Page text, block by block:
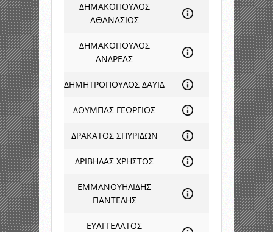
ΔΗΜΑΚΟΠΟΥΛΟΣ
ΑΘΑΝΑΣΙΟΣ
ΔΗΜΑΚΟΠΟΥΛΟΣ
ΑΝΔΡΕΑΣ
ΔΗΜΗΤΡΟΠΟΥΛΟΣ ΔΑΥΙΔ
ΔΟΥΜΠΑΣ ΓΕΩΡΓΙΟΣ
ΔΡΑΚΑΤΟΣ ΣΠΥΡΙΔΩΝ
ΔΡΙΒΗΛΑΣ ΧΡΗΣΤΟΣ
ΕΜΜΑΝΟΥΗΛΙΔΗΣ
ΠΑΝΤΕΛΗΣ
ΕΥΑΓΓΕΛΑΤΟΣ